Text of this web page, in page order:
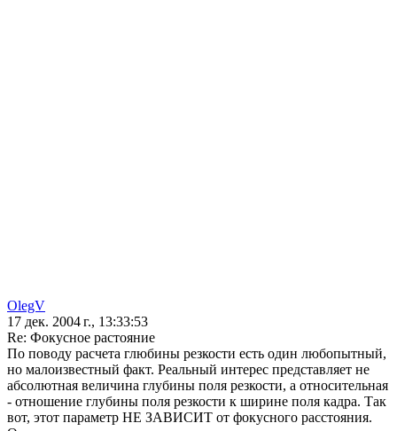
OlegV
17 дек. 2004 г., 13:33:53
Re: Фокусное растояние
По поводу расчета глюбины резкости есть один любопытный,
но малоизвестный факт. Реальный интерес представляет не
абсолютная величина глубины поля резкости, а относительная
- отношение глубины поля резкости к ширине поля кадра. Так
вот, этот параметр НЕ ЗАВИСИТ от фокусного расстояния.